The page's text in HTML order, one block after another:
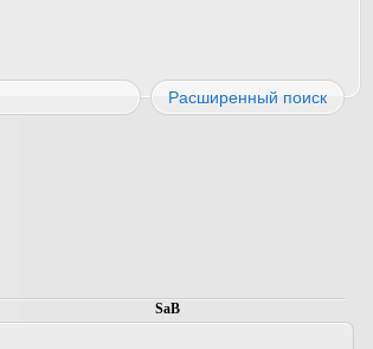
Расширенный поиск
SaB